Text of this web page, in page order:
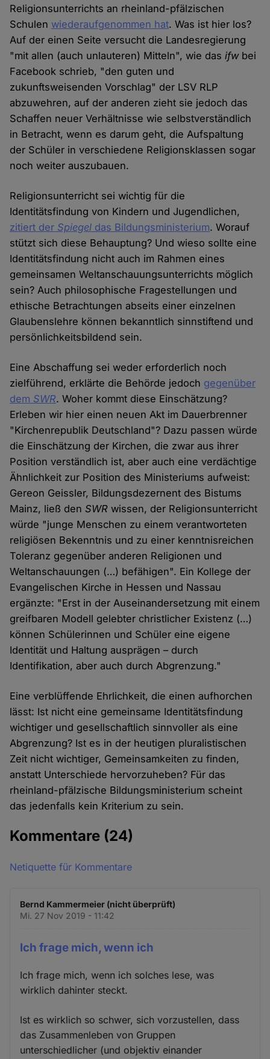
Religionsunterrichts an rheinland-pfälzischen
Schulen wiederaufgenommen hat. Was ist hier los?
Auf der einen Seite versucht die Landesregierung
"mit allen (auch unlauteren) Mitteln", wie das ifwbei
Facebook schrieb, "den guten und
zukunftsweisenden Vorschlag" der LSV RLP
abzuwehren, auf der anderen zieht sie jedoch das
Schaffen neuer Verhältnisse wie selbstverständlich
in Betracht, wenn es darum geht, die Aufspaltung
der Schüler in verschiedene Religionsklassen sogar
noch weiter auszubauen.
Religionsunterricht sei wichtig für die
Identitätsfindung von Kindern und Jugendlichen,
zitiert der Spiegel das Bildungsministerium. Worauf
stützt sich diese Behauptung? Und wieso sollte eine
Identitätsfindung nicht auch im Rahmen eines
gemeinsamen Weltanschauungsunterrichts möglich
sein? Auch philosophische Fragestellungen und
ethische Betrachtungen abseits einer einzelnen
Glaubenslehre können bekanntlich sinnstiftend und
persönlichkeitsbildend sein.
Eine Abschaffung sei weder erforderlich noch
zielführend, erklärte die Behörde jedoch gegenüber
dem SWR. Woher kommt diese Einschätzung?
Erleben wir hier einen neuen Akt im Dauerbrenner
"Kirchenrepublik Deutschland"? Dazu passen würde
die Einschätzung der Kirchen, die zwar aus ihrer
Position verständlich ist, aber auch eine verdächtige
Ähnlichkeit zur Position des Ministeriums aufweist:
Gereon Geissler, Bildungsdezernent des Bistums
Mainz, ließ denSWR wissen, der Religionsunterricht
würde "junge Menschen zu einem verantworteten
religiösen Bekenntnis und zu einer kenntnisreichen
Toleranz gegenüber anderen Religionen und
Weltanschauungen (…) befähigen". Ein Kollege der
Evangelischen Kirche in Hessen und Nassau
ergänzte: "Erst in der Auseinandersetzung mit einem
greifbaren Modell gelebter christlicher Existenz (…)
können Schülerinnen und Schüler eine eigene
Identität und Haltung ausprägen – durch
Identifikation, aber auch durch Abgrenzung."
Eine verblüffende Ehrlichkeit, die einen aufhorchen
lässt: Ist nicht eine gemeinsame Identitätsfindung
wichtiger und gesellschaftlich sinnvoller als eine
Abgrenzung? Ist es in der heutigen pluralistischen
Zeit nicht wichtiger, Gemeinsamkeiten zu finden,
anstatt Unterschiede hervorzuheben? Für das
rheinland-pfälzische Bildungsministerium scheint
das jedenfalls kein Kriterium zu sein.
Kommentare (24)
Netiquette für Kommentare
Bernd Kammermeier (nicht überprüft)
Mi. 27 Nov 2019 - 11:42
Ich frage mich, wenn ich
Ich frage mich, wenn ich solches lese, was
wirklich dahinter steckt.
Ist es wirklich so schwer, sich vorzustellen, dass
das Zusammenleben von Gruppen
unterschiedlicher (und objektiv einander